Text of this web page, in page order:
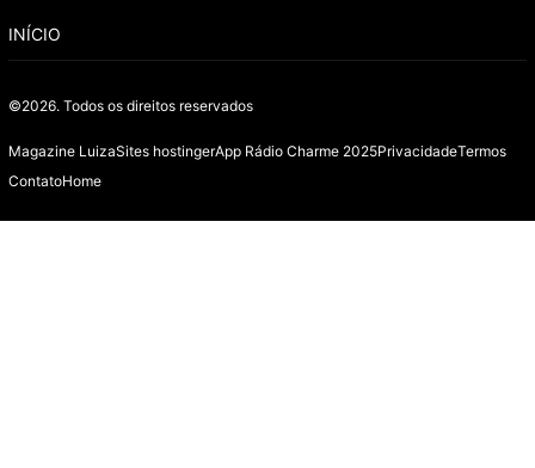
INÍCIO
©2026. Todos os direitos reservados
Magazine LuizaSites hostingerApp Rádio Charme 2025PrivacidadeTermos
ContatoHome